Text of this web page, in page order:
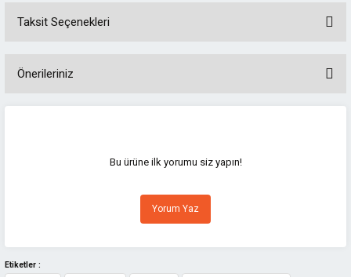
Taksit Seçenekleri
Önerileriniz
Görüş ve önerileriniz için teşekkür ederiz.
Ürün resmi kalitesiz, bozuk veya görüntülenemiyor.
Ürün açıklamasında eksik bilgiler bulunuyor.
Ürün fiyatı diğer sitelerden daha pahalı.
Bu ürüne ilk yorumu siz yapın!
Yorum Yaz
Etiketler :